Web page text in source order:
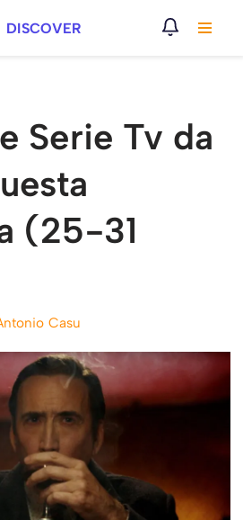
DISCOVER
Serie Tv da
(25-31
Casu